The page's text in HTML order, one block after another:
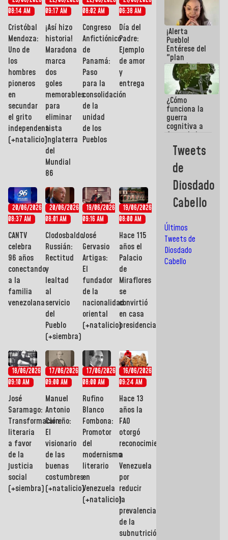
08:14 AM
Cristóbal
Mendoza:
Uno de
los
hombres
pioneros
en
secundar
el grito
independentista
(+natalicio)
09:17 AM
¡Así hizo
historia!
Maradona
marca
dos
goles
memorables
para
eliminar
a
Inglaterra
del
Mundial
86
08:02 AM
Congreso
Anfictiónico
de
Panamá:
Paso
para la
consolidación
de la
unidad
de los
Pueblos
06:38 AM
Día del
Padre:
Ejemplo
de amor
y
entrega
20/06/2026
08:37 AM
CANTV
celebra
96 años
conectando
a la
familia
venezolana
20/06/2026
08:01 AM
Clodosbaldo
Russián:
Rectitud
y
lealtad
al
servicio
del
Pueblo
(+siembra)
19/06/2026
09:16 AM
José
Gervasio
Artigas:
El
fundador
de la
nacionalidad
oriental
(+natalicio)
19/06/2026
08:00 AM
Hace 115
años el
Palacio
de
Miraflores
se
convirtió
en casa
presidencial
18/06/2026
09:10 AM
José
Saramago:
Transformación
literaria
a favor
de la
justicia
social
(+siembra)
17/06/2026
09:00 AM
Manuel
Antonio
Carreño:
El
visionario
de las
buenas
costumbres
(+natalicio)
17/06/2026
08:00 AM
Rufino
Blanco
Fombona:
Promotor
del
modernismo
literario
en
Venezuela
(+natalicio)
16/06/2026
09:24 AM
Hace 13
años la
FAO
otorgó
reconocimiento
a
Venezuela
por
reducir
la
prevalencia
de la
subnutrición
del Plan
Nacional de
Recreación
Vacacional
¡Alerta
Pueblo!
Entérese del
"plan
enjambre"
de La Sayo
para
sabotear el
diálogo y
promover el
caos
¿Cómo
funciona la
guerra
cognitiva a
favor de la
narrativa
hegemónica?
Tweets
de
Diosdado
Cabello
Últimos
Tweets de
Diosdado
Cabello